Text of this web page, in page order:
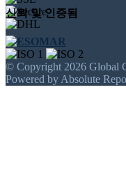
신뢰 및 인증됨
© Copyright 2026 Global
Powered by Absolute